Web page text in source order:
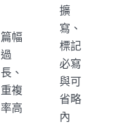
篇幅
過
長、
重複
率高
擴
寫、
標記
必寫
與可
省略
內